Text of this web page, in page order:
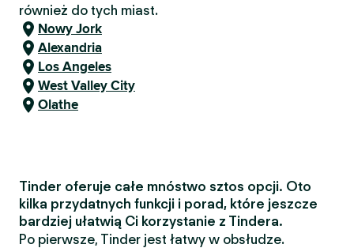
również do tych miast.
Nowy Jork
Alexandria
Los Angeles
West Valley City
Olathe
Tinder oferuje całe mnóstwo sztos opcji. Oto
kilka przydatnych funkcji i porad, które jeszcze
bardziej ułatwią Ci korzystanie z Tindera.
Po pierwsze, Tinder jest łatwy w obsłudze.